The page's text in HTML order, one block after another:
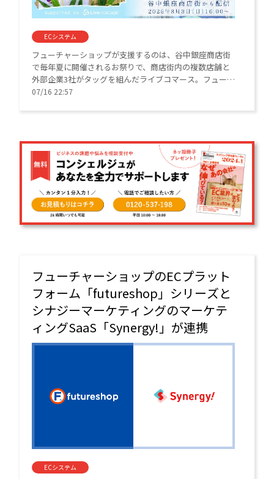
ECシステム
フューチャーショップが支援するのは、谷中銀座商店街
で毎年夏に開催されるお祭りで、商店街内の複数店舗と
外部企業3社がタッグを組んだライブコマース。フューチ
ャーショップが展開するライブコマースソリューション
07/16 22:57
フューチャーショップのECプラット
フォーム「futureshop」シリーズと
シナジーマーケティングのマーケテ
ィングSaaS「Synergy!」が連携
ECシステム